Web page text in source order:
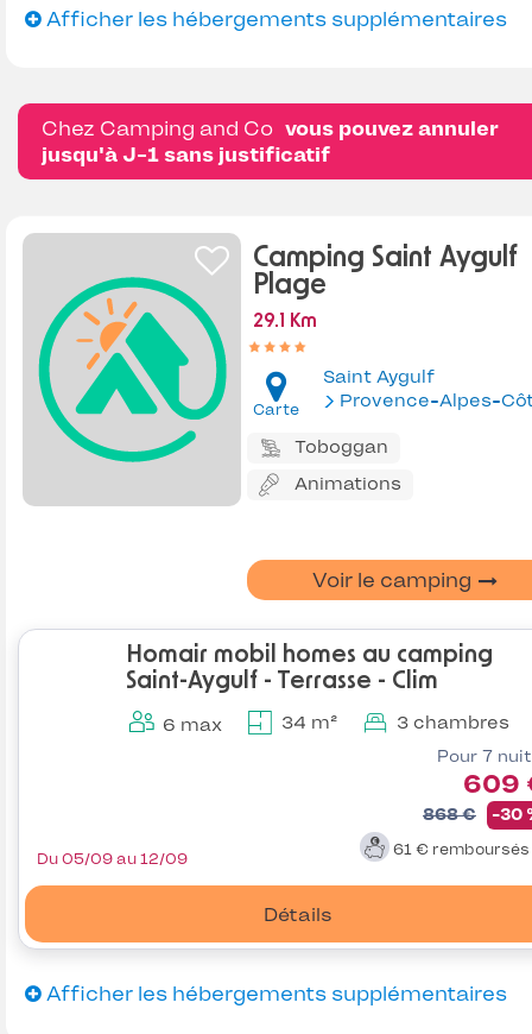
Afficher les hébergements supplémentaires
Chez Camping and Co vous pouvez annuler
jusqu'à J-1 sans justificatif
Camping Saint Aygulf
Plage
29.1 Km
Carte
Saint Aygulf
Provence-Alpes-Côte
Toboggan
Animations
Voir le camping
Homair mobil homes au camping
Saint-Aygulf - Terrasse - Clim
6 max 34 m² 3 chambres
Pour 7
609
868 € -30
61 € remboursés
Détails
Du 05/09 au 12/09
Afficher les hébergements supplémentaires